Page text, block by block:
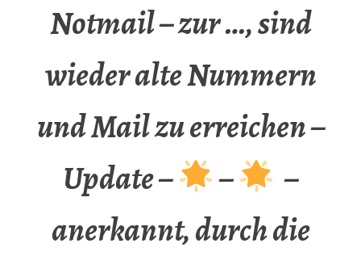
Notmail – zur …, sind
wieder alte Nummern
und Mail zu erreichen –
Update –
–
–
anerkannt, durch die